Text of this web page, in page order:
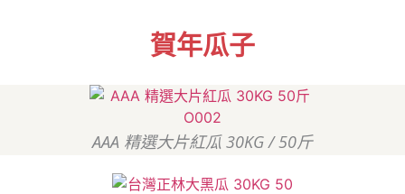
賀年瓜子
AAA 精選大片紅瓜 30KG / 50斤